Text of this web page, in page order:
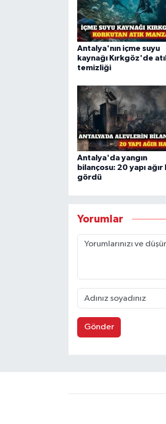
Antalya'nın içme suyu
kaynağı Kırkgöz'de
temizliği
Antalya'da yangın
bilançosu: 20 yapı ağır
gördü
Yorumlar
Gönder